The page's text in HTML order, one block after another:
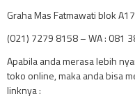
Graha Mas Fatmawati blok
(021) 7279 8158 – WA : 081
Apabila anda merasa lebih
toko online, maka anda bisa
linknya :